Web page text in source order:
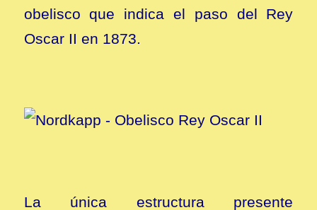
obelisco que indica el paso del Rey
Oscar II en 1873.
La única estructura presente